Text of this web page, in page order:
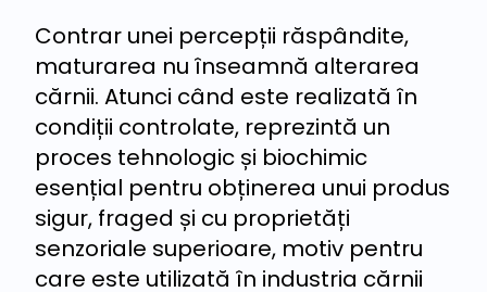
Contrar unei percepții răspândite,
maturarea nu înseamnă alterarea
cărnii. Atunci când este realizată în
condiții controlate, reprezintă un
proces tehnologic și biochimic
esențial pentru obținerea unui produs
sigur, fraged și cu proprietăți
senzoriale superioare, motiv pentru
care este utilizată în industria cărnii